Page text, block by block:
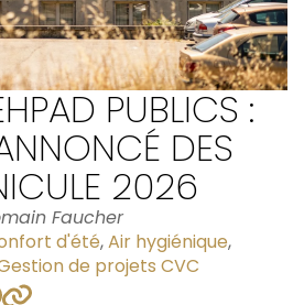
PUBLICS :
DES
2026
Faucher
d'été,Air hygiénique,
de projets CVC